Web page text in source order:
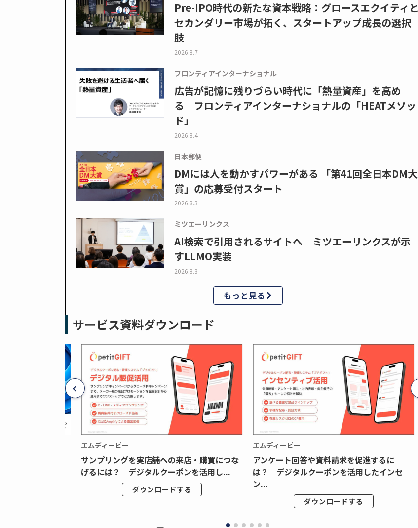
Pre-IPO時代の新たな資本戦略：グロースエクイティと
セカンダリー市場が拓く、スタートアップ成長の選択
肢
2026.8.7
フロンティアインターナショナル
広告が記憶に残りづらい時代に「熱量資産」を高め
る フロンティアインターナショナルの「HEATメソッ
ド」
2026.8.4
日本郵便
DMには人を動かすパワーがある 「第41回全日本DM大
賞」の応募受付スタート
2026.8.3
ミツエーリンクス
AI検索で引用されるサイトへ ミツエーリンクスが示
すLLMO実装
2026.8.3
もっと見る
サービス資料ダウンロード
エムディーピー
サンプリングを実店舗への来店・購買につな
げるには？ デジタルクーポンを活用し...
ダウンロードする
エムディーピー
アンケート回答や資料請求を促進するに
は？ デジタルクーポンを活用したインセ
ン...
ダウンロードする